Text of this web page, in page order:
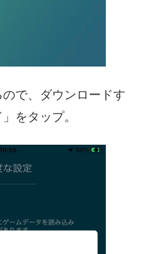
で、ダウンロードす
をタップ。